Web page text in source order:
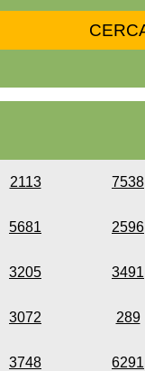
2113 7538
5681 2596
3205 3491
3072 289
3748 6291